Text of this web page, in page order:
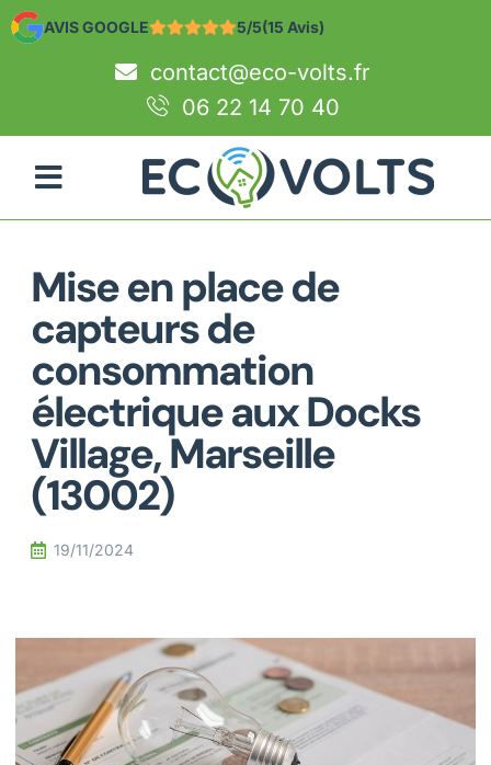
AVIS GOOGLE 5/5(15 Avis)
contact@eco-volts.fr
06 22 14 70 40
Mise en place de
capteurs de
consommation
électrique aux Docks
Village, Marseille
(13002)
19/11/2024